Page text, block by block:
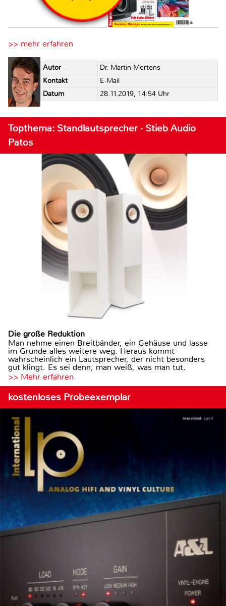
>> mehr erfahren
Autor
Dr. Martin Mertens
Kontakt
E-Mail
Datum
28.11.2019, 14:54 Uhr
Topthema: Standlautsprecher · Stieb Audio
Patos
Die große Reduktion
Man nehme einen Breitbänder, ein Gehäuse und lasse
im Grunde alles weitere weg. Heraus kommt
wahrscheinlich ein Lautsprecher, der nicht besonders
gut klingt. Es sei denn, man weiß, was man tut.
>> Mehr erfahren
kostenloses Probeexemplar